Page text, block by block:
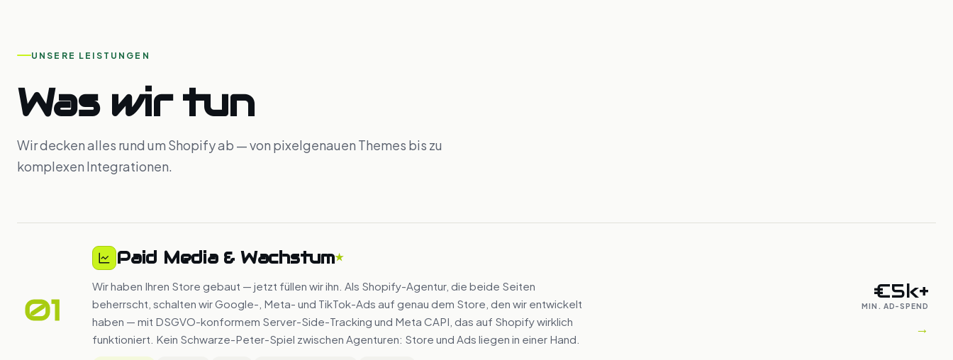
UNSERE LEISTUNGEN
Was wir tun
Wir decken alles rund um Shopify ab — von pixelgenauen Themes bis zu
komplexen Integrationen.
01
Paid Media & Wachstum★
Wir haben Ihren Store gebaut — jetzt füllen wir ihn. Als Shopify-Agentur, die beide Seiten
beherrscht, schalten wir Google-, Meta- und TikTok-Ads auf genau dem Store, den wir entwickelt
haben — mit DSGVO-konformem Server-Side-Tracking und Meta CAPI, das auf Shopify wirklich
funktioniert. Kein Schwarze-Peter-Spiel zwischen Agenturen: Store und Ads liegen in einer Hand.
€5k+
MIN. AD-SPEND
→